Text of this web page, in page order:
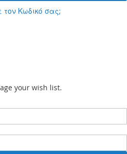
Κωδικό σας;
your wish list.